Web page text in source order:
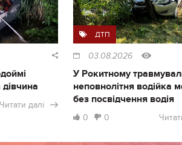
Читати далі
ДТП
03.08.2026
У Рокитному
неповнолітня водійка
без посвідчення водія
0 0